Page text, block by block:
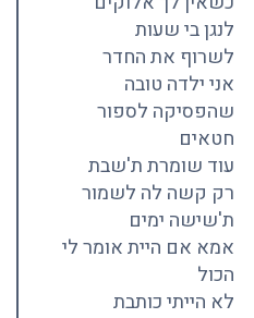
לנגן בי שעות
לשרוף את החדר
אני ילדה טובה
שהפסיקה לספור
חטאים
עוד שומרת ת'שבת
רק קשה לה לשמור
ת'שישה ימים
אמא אם היית אומר לי
הכול
לא הייתי כותבת